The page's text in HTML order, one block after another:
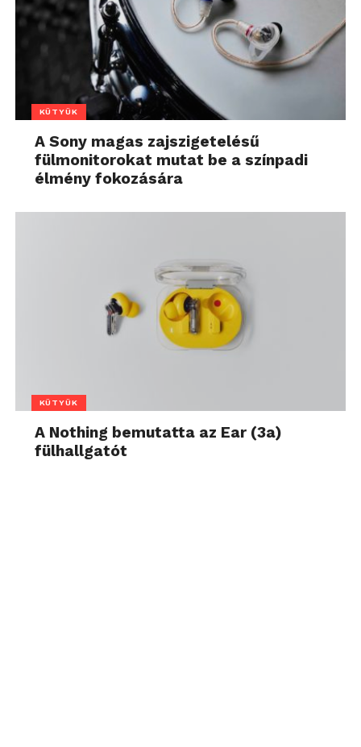
KÜTYÜK
A Sony magas zajszigetelésű
fülmonitorokat mutat be a színpadi
élmény fokozására
KÜTYÜK
A Nothing bemutatta az Ear (3a)
fülhallgatót